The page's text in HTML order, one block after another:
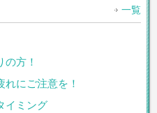
一覧
方！
にご注意を！
イミング